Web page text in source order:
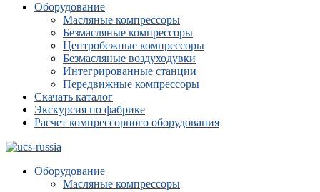
Оборудование
Масляные компрессоры
Безмасляные компрессоры
Центробежные компрессоры
Безмасляные воздуходувки
Интегрированные станции
Передвижные компрессоры
Скачать каталог
Экскурсия по фабрике
Расчет компрессорного оборудования
Оборудование
Масляные компрессоры